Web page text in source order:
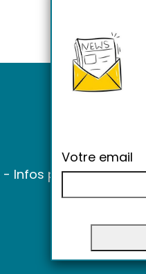
- Infos pratiques-FAQ
Votre email